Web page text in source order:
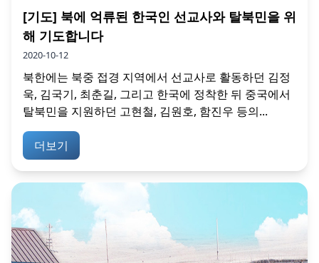
[기도] 북에 억류된 한국인 선교사와 탈북민을 위
해 기도합니다
2020-10-12
북한에는 북중 접경 지역에서 선교사로 활동하던 김정
욱, 김국기, 최춘길, 그리고 한국에 정착한 뒤 중국에서
탈북민을 지원하던 고현철, 김원호, 함진우 등의...
더보기